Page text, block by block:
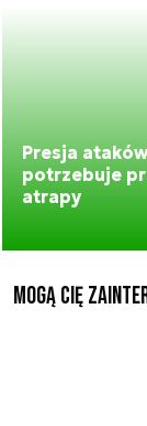
Presja
potrzebuje
atrapy
Mogą Cię